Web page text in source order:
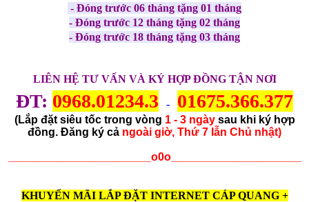
- Đóng trước 06 tháng tặng 01 tháng
- Đóng trước 12 tháng tặng 02 tháng
- Đóng trước 18 tháng tặng 03 tháng
LIÊN HỆ TƯ VẤN VÀ KÝ HỢP ĐỒNG TẬN NƠI
ĐT: 0968.01234.3 - 01675.366.377
(Lắp đặt siêu tốc trong vòng 1 - 3 ngày sau khi ký hợp
đồng. Đăng ký cả ngoài giờ, Thứ 7 lẫn Chủ nhật)
_______________________o0o_____________________
KHUYẾN MÃI LẮP ĐẶT INTERNET CÁP QUANG +